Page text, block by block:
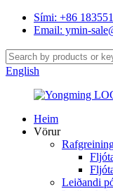
Sími: +86
Email: ymin-
English
Heim
Vörur
Leiðandi